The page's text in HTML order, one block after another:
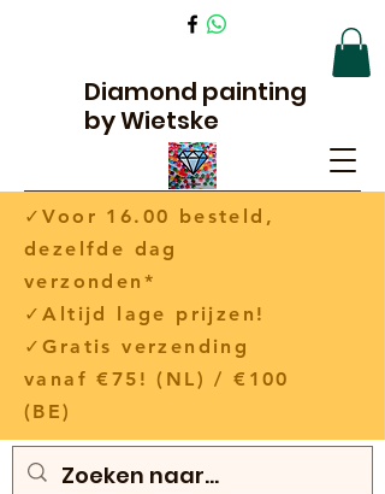
Diamond painting
by Wietske
✓Voor 16.00 besteld,
dezelfde dag
verzonden*
✓Altijd lage prijzen!
✓Gratis verzending
vanaf €75! (NL) / €100
(BE)